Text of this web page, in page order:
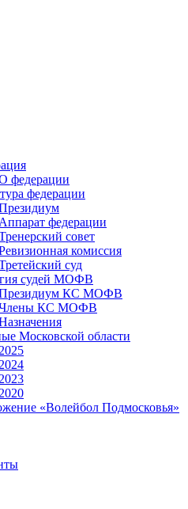
федерации
федерации
Аппарат федерации
совет
комиссия
суд
судей МОФВ
КС МОФВ
КС МОФВ
Московской области
2025
2024
2023
2020
«Волейбол Подмосковья»